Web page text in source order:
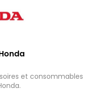
et consommables